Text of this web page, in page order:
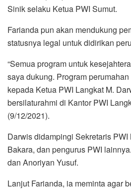
Sinik selaku Ketua PWI Sumut.
Farianda pun akan mendukung
statusnya legal untuk didirikan
“Semua program untuk
saya dukung. Program
kepada Ketua PWI Langkat M.
bersilaturahmi di Kantor PWI
(9/12/2021).
Darwis didampingi Sekretaris
Bakara, dan pengurus PWI
dan Anoriyan Yusuf.
Lanjut Farianda, ia meminta agar